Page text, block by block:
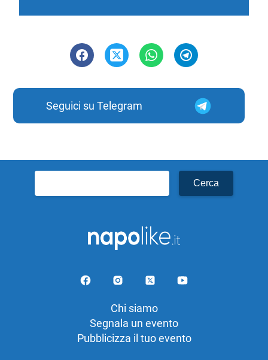
Seguici su Telegram
per:
Chi siamo
Segnala un evento
Pubblicizza il tuo evento